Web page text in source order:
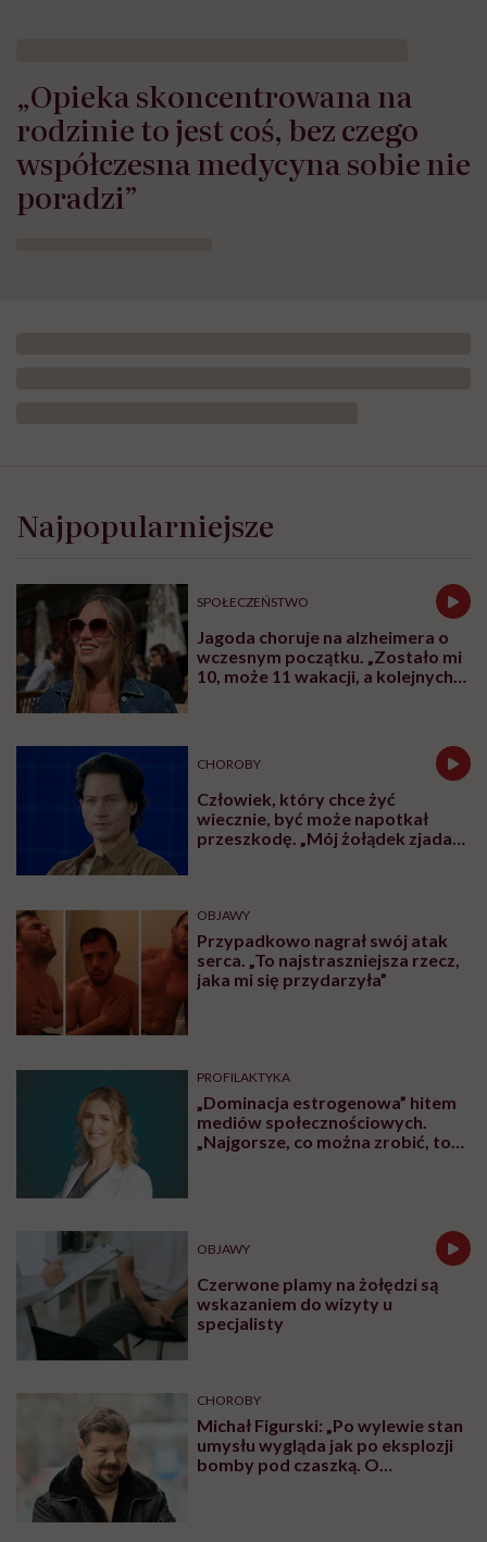
„Opieka skoncentrowana na
rodzinie to jest coś, bez czego
współczesna medycyna sobie nie
poradzi”
Najpopularniejsze
SPOŁECZEŃSTWO
Jagoda choruje na alzheimera o
wczesnym początku. „Zostało mi
10, może 11 wakacji, a kolejnych
CHOROBY
Człowiek, który chce żyć
wiecznie, być może napotkał
przeszkodę. „Mój żołądek zjada
OBJAWY
Przypadkowo nagrał swój atak
serca. „To najstraszniejsza rzecz,
jaka mi się przydarzyła”
PROFILAKTYKA
„Dominacja estrogenowa” hitem
mediów społecznościowych.
„Najgorsze, co można zrobić, to
OBJAWY
Czerwone plamy na żołędzi są
wskazaniem do wizyty u
specjalisty
CHOROBY
Michał Figurski: „Po wylewie stan
umysłu wygląda jak po eksplozji
bomby pod czaszką. O